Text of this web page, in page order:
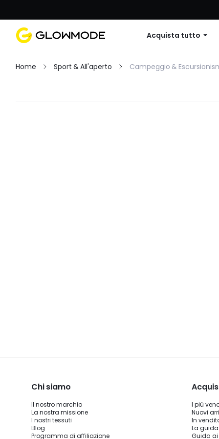
Acquista tutto
Home Sport & All'aperto Campeggio &
Chi siamo
Il nostro marchio
La nostra missione
I nostri tessuti
Blog
Programma di affiliazione
I più
Nuovi
In
La
Guida ai